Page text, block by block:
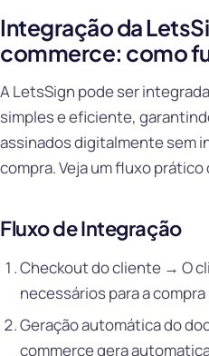
Integração da
commerce: como
A LetsSign pode ser
simples e eficiente,
assinados digitalmente sem
compra. Veja um fluxo
Fluxo de Integração
Checkout do cliente → O
necessários para a
Geração automática do
commerce gera